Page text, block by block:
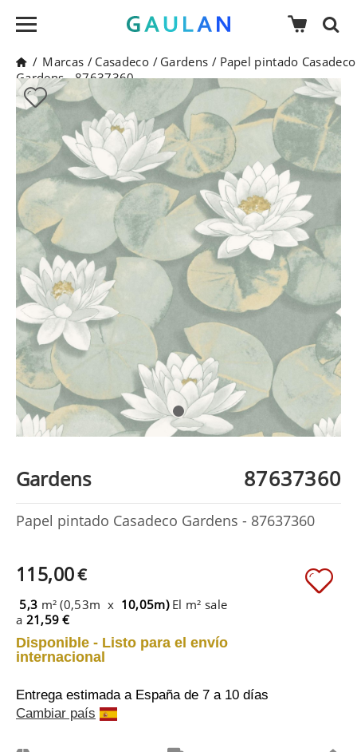
/ Marcas / Casadeco / Gardens / Papel pintado Casadeco
Gardens - 87637360
Gardens 87637360
Papel pintado Casadeco Gardens - 87637360
115,00€
5,3 m² (0,53m x 10,05m) El m² sale
a 21,59 €
Disponible - Listo para el envío
internacional
Entrega estimada a España de 7 a 10 días
Cambiar país